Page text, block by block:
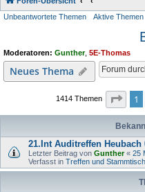
Unbeantwortete Themen Aktive Themen
Moderatoren: Gunther, 5E-Thomas
Neues Thema
1414 Themen Seite
1
21.Int Auditreffen Heubach
Letzter Beitrag von Gunther« 25
Verfasst in Treffen und